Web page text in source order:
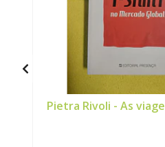
Pietra Rivoli - As